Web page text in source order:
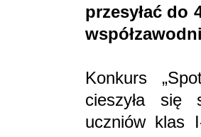
przesyłać do
Konkurs
cieszyła się
uczniów klas